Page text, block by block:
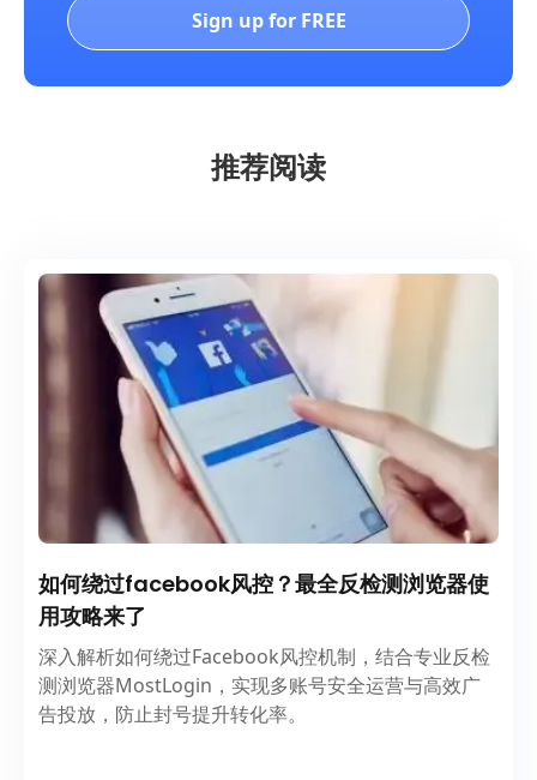
Sign up for FREE
推荐阅读
如何绕过facebook风控？最全反检测浏览器使
用攻略来了
深入解析如何绕过Facebook风控机制，结合专业反检
测浏览器MostLogin，实现多账号安全运营与高效广
告投放，防止封号提升转化率。